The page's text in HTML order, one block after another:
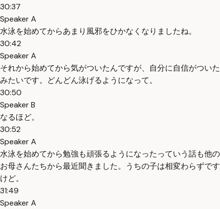
30:37
Speaker A
水泳を始めてからあまり風邪をひかなくなりましたね。
30:42
Speaker A
それから始めてから気がついたんですが、自分に自信がついた
みたいです。どんどん泳げるようになって。
30:50
Speaker B
なるほど。
30:52
Speaker A
水泳を始めてから勉強も頑張るようになったっていう話も他の
お母さんたちから最近聞きました。うちの子は相変わらずです
けど。
31:49
Speaker A